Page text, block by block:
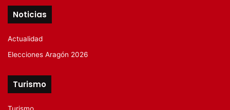
Noticias
Actualidad
Elecciones Aragón 2026
Turismo
Turismo